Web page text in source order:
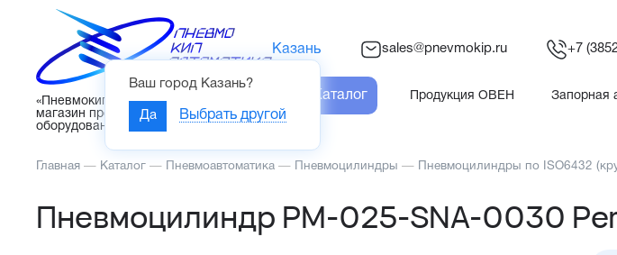
«Пневмокипавтоматика» – интернет-
магазин промышленного
оборудования
Казань
Ваш город Казань?
Да Выбрать другой
sales@pnevmokip.ru +7
Каталог Продукция ОВЕН Запорная
Главная — Каталог — Пневмоавтоматика — Пневмоцилиндры — Пневмоцилиндры по ISO6432
Пневмоцилиндр PM-025-SNA-0030